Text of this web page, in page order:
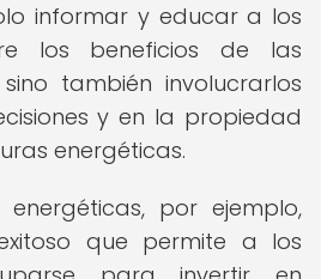
informar y educar a los
los beneficios de las
también involucrarlos
y en la propiedad
energéticas.
por ejemplo,
que permite a los